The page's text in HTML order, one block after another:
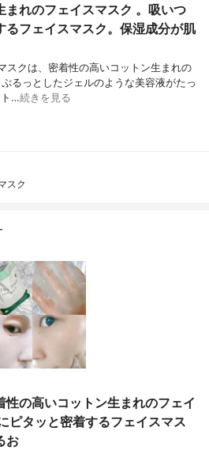
まれのフェイスマスク 。吸いつ
るフェイスマスク。保湿成分が肌
スクは、密着性の高いコットン生まれの
るっとしたジェルのような美容液がたっ
ト…続きを見る
スク
性の高いコットン生まれのフェイ
ピタッと密着するフェイスマス
お